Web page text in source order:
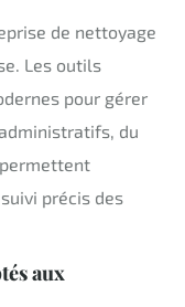
de nettoyage
Les outils
pour gérer
du
précis des
aux